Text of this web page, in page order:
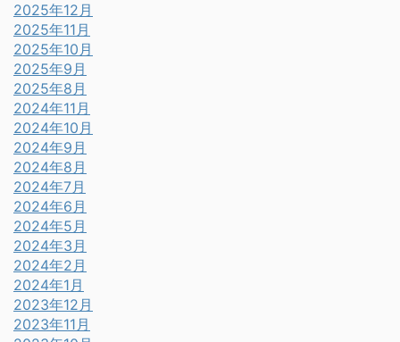
2025年12月
2025年11月
2025年10月
2025年9月
2025年8月
2024年11月
2024年10月
2024年9月
2024年8月
2024年7月
2024年6月
2024年5月
2024年3月
2024年2月
2024年1月
2023年12月
2023年11月